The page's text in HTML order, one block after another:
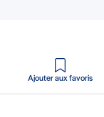
Ajouter aux favoris